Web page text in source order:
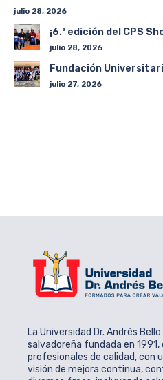
julio 28, 2026
¡6.ª edición del CPS
julio 28, 2026
Fundación
julio 27, 2026
La Universidad Dr. Andrés
salvadoreña fundada en
profesionales de calidad, con
visión de mejora continua,